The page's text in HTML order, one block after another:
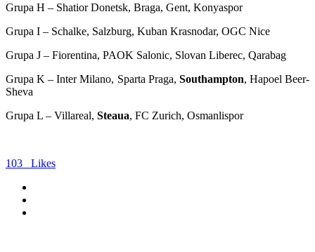
Grupa H – Shatior Donetsk, Braga, Gent, Konyaspor
Grupa I – Schalke, Salzburg, Kuban Krasnodar, OGC Nice
Grupa J – Fiorentina, PAOK Salonic, Slovan Liberec, Qarabag
Grupa K – Inter Milano, Sparta Praga, Southampton, Hapoel Beer-
Sheva
Grupa L – Villareal, Steaua, FC Zurich, Osmanlispor
103 Likes